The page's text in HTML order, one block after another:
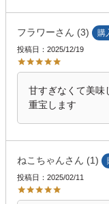
フラワー 3 購
投稿日 2025/12/19
甘すぎなくて美
重宝します
ねこちゃん 1
投稿日 2025/02/11